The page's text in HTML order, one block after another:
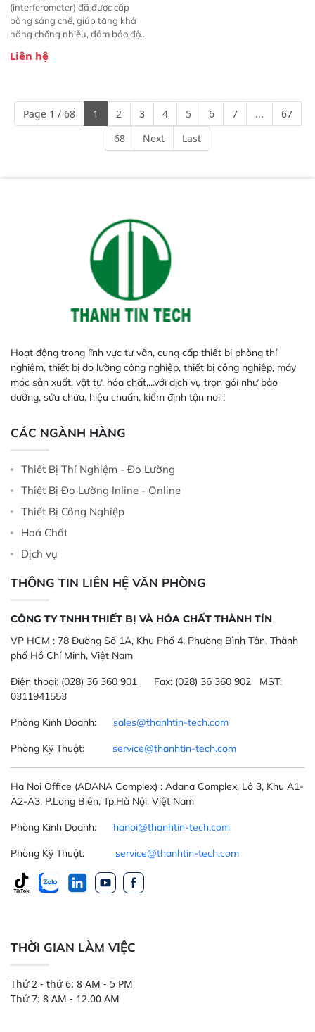
(interferometer) đã được cấp
bằng sáng chế, giúp tăng khả
năng chống nhiễu, đảm bảo độ
Phạm vi ứng dụng rộng: Đáp ứng
ngành công nghiệp khác nhau. 
Độ nhạy cao: Trang bị đầu dò
InGaAs độ nhạy cao, cung cấp
phản hồi phổ tuyến tính đầy đủ,
đảm bảo độ chính xác và khả
Liên hệ
Page 1 / 68 1 2 3 4 5 6 7 ...
67
68
Next Last
Hoạt động trong lĩnh vực tư vấn, cung cấp thiết bị phòng thí
nghiệm, thiết bị đo lường công nghiệp, thiết bị công nghiệp, máy
móc sản xuất, vật tư, hóa chất,...với dịch vụ trọn gói như bảo
dưỡng, sửa chữa, hiệu chuẩn, kiểm định tận nơi !
CÁC NGÀNH HÀNG
Thiết Bị Thí Nghiệm - Đo Lường
Thiết Bị Đo Lường Inline - Online
Thiết Bị Công Nghiệp
Hoá Chất
Dịch vụ
THÔNG TIN LIÊN HỆ VĂN PHÒNG
CÔNG TY TNHH THIẾT BỊ VÀ HÓA CHẤT THÀNH TÍN
VP HCM : 78 Đường Số 1A, Khu Phố 4, Phường Bình Tân, Thành
phố Hồ Chí Minh, Việt Nam
Điện thoại: (028) 36 360 901 Fax: (028) 36 360 902 MST:
0311941553
Phòng Kinh Doanh: sales@thanhtin-tech.com
Phòng Kỹ Thuật: service@thanhtin-tech.com
Ha Noi Office (ADANA Complex) : Adana Complex, Lô 3, Khu A1-
A2-A3, P.Long Biên, Tp.Hà Nội, Việt Nam
Phòng Kinh Doanh: hanoi@thanhtin-tech.com
Phòng Kỹ Thuật: service@thanhtin-tech.com
THỜI GIAN LÀM VIỆC
Thứ 2 - thứ 6: 8 AM - 5 PM
Thứ 7: 8 AM - 12.00 AM